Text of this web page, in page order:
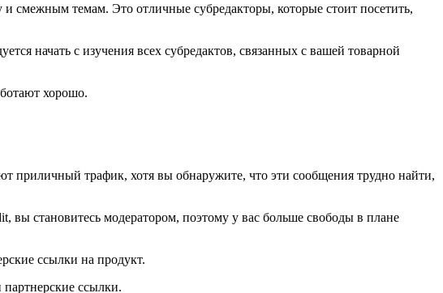
и смежным темам. Это отличные субредакторы, которые стоит посетить,
начать с изучения всех субредактов, связанных с вашей товарной
хорошо.
приличный трафик, хотя вы обнаружите, что эти сообщения трудно найти,
вы становитесь модератором, поэтому у вас больше свободы в плане
ссылки на продукт.
ссылки.